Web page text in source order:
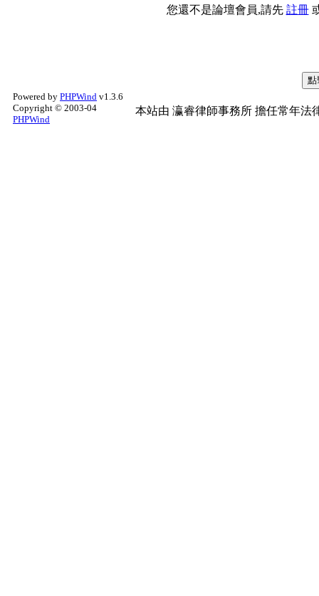
您還不是論壇會員,請先 註冊
Powered by PHPWind v1.3.6
Copyright © 2003-04
PHPWind
本站由 瀛睿律師事務所 擔任常年法